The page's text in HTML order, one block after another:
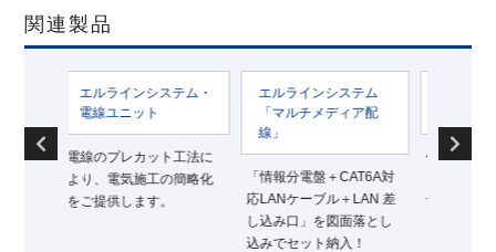
関連製品
ンシステム・
カット工法に
施工の簡略化
エルラインシステム
「マルチメディア配
線」
「情報分電盤＋CAT6A対
応LANケーブル＋LAN 差
し込み口」を図面落とし
エルラインシステム・
給水給湯
住宅戸建て給水給湯のヘ
ッダー配管システムで
す。